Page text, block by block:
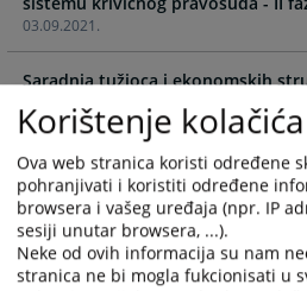
question
mark
to
get
the
keyboard
shortcuts
for
changing
dates.
question
to
get
the
keyboard
shortcuts
for
changing
dates.
03.09.2021.
03.09.2021.
Saradnja tužioca i ekonomskih
predmeta privrednog kriminala
03.09.2021.
Stalna komisija za efikasnost i
djeluje u okviru VSTV-a BiH
E-SUD - mobilna aplikacija za
Korištenje kolačića
Ova web stranica koristi određene
pohranjivati i koristiti određene
browsera i vašeg uređaja (npr. IP
sesiji unutar browsera, ...).
Neke od ovih informacija su nam
stranica ne bi mogla fukcionisati u